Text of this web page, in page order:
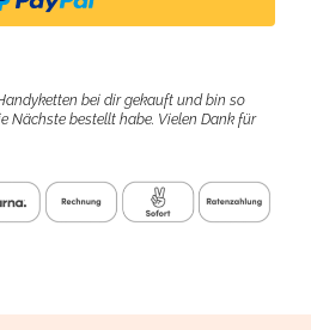
bei dir gekauft und bin so
Nächste bestellt habe. Vielen Dank für